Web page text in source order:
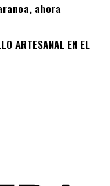
ahora
ARTESANAL EN EL